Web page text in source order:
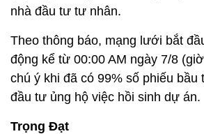
nhà đầu tư tư nhân.
Theo thông báo, mạng lưới bắt
động kể từ 00:00 AM ngày 7/8
chú ý khi đã có 99% số phiếu bầu
đầu tư ủng hộ việc hồi sinh dự án.
Trọng Đạt